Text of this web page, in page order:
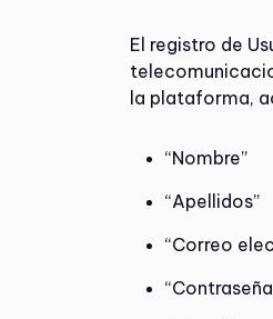
El registro de
la plataforma,
“Nombre”
“Apellidos”
“Correo